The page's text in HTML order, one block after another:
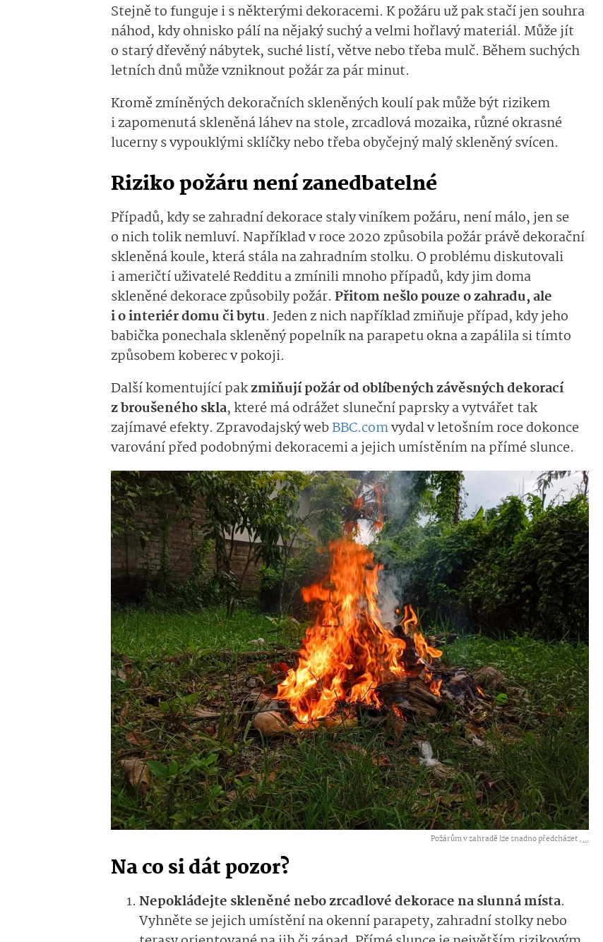
Stejně to funguje i s některými dekoracemi. K požáru už pak stačí jen souhra
náhod, kdy ohnisko pálí na nějaký suchý a velmi hořlavý materiál. Může jít
o starý dřevěný nábytek, suché listí, větve nebo třeba mulč. Během suchých
letních dnů může vzniknout požár za pár minut.
Kromě zmíněných dekoračních skleněných koulí pak může být rizikem
i zapomenutá skleněná láhev na stole, zrcadlová mozaika, různé okrasné
lucerny s vypouklými sklíčky nebo třeba obyčejný malý skleněný svícen.
Riziko požáru není zanedbatelné
Případů, kdy se zahradní dekorace staly viníkem požáru, není málo, jen se
o nich tolik nemluví. Například v roce 2020 způsobila požár právě dekorační
skleněná koule, která stála na zahradním stolku. O problému diskutovali
i američtí uživatelé Redditu a zmínili mnoho případů, kdy jim doma
skleněné dekorace způsobily požár. Přitom nešlo pouze o zahradu, ale
i o interiér domu či bytu. Jeden z nich například zmiňuje případ, kdy jeho
babička ponechala skleněný popelník na parapetu okna a zapálila si tímto
způsobem koberec v pokoji.
Další komentující pakzmiňují požár od oblíbených závěsných dekorací
z broušeného skla, které má odrážet sluneční paprsky a vytvářet tak
zajímavé efekty. Zpravodajský webBBC.comvydal v letošním roce dokonce
varování před podobnými dekoracemi a jejich umístěním na přímé slunce.
Požárům v zahradě lze snadno předcházet ,...
Na co si dát pozor?
Nepokládejte skleněné nebo zrcadlové dekorace na slunná místa.
Vyhněte se jejich umístění na okenní parapety, zahradní stolky nebo